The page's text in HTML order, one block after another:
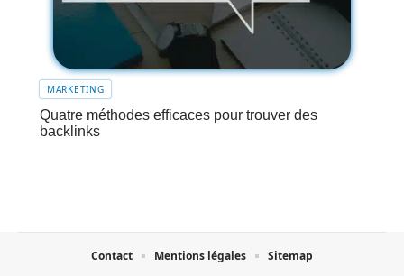
MARKETING
Quatre méthodes efficaces pour trouver des
backlinks
Contact Mentions légales Sitemap